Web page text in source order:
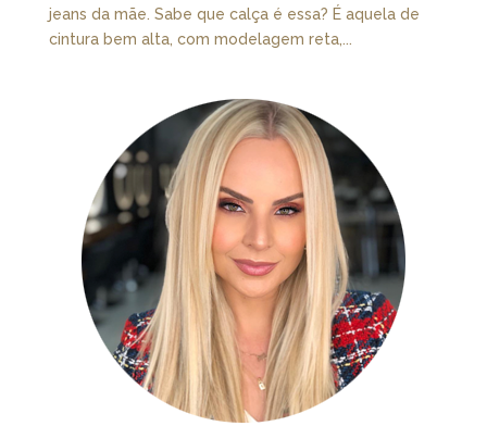
jeans da mãe. Sabe que calça é essa? É aquela de
cintura bem alta, com modelagem reta,...